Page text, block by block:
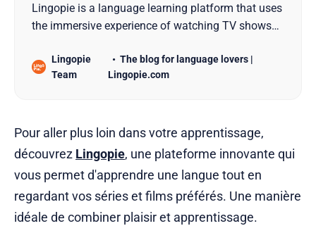
Lingopie is a language learning platform that uses
the immersive experience of watching TV shows
languages.
Lingopie
Team
The blog for language lovers |
Lingopie.com
Pour aller plus loin dans votre apprentissage,
découvrez Lingopie, une plateforme innovante qui
vous permet d'apprendre une langue tout en
regardant vos séries et films préférés. Une manière
idéale de combiner plaisir et apprentissage.